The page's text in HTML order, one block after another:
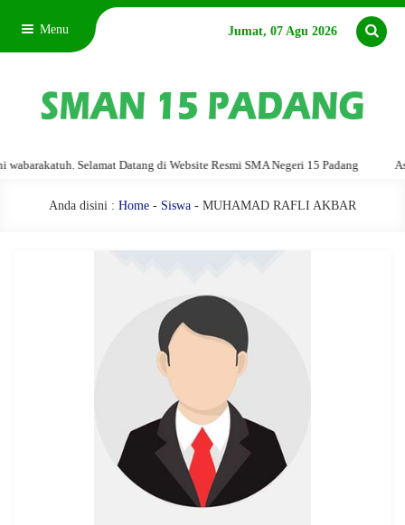
Menu Jumat, 07 Agu 2026
Selamat Datang di Website Resmi SMA Negeri 15 Padang
Anda disini : Home - Siswa - MUHAMAD RAFLI AKBAR